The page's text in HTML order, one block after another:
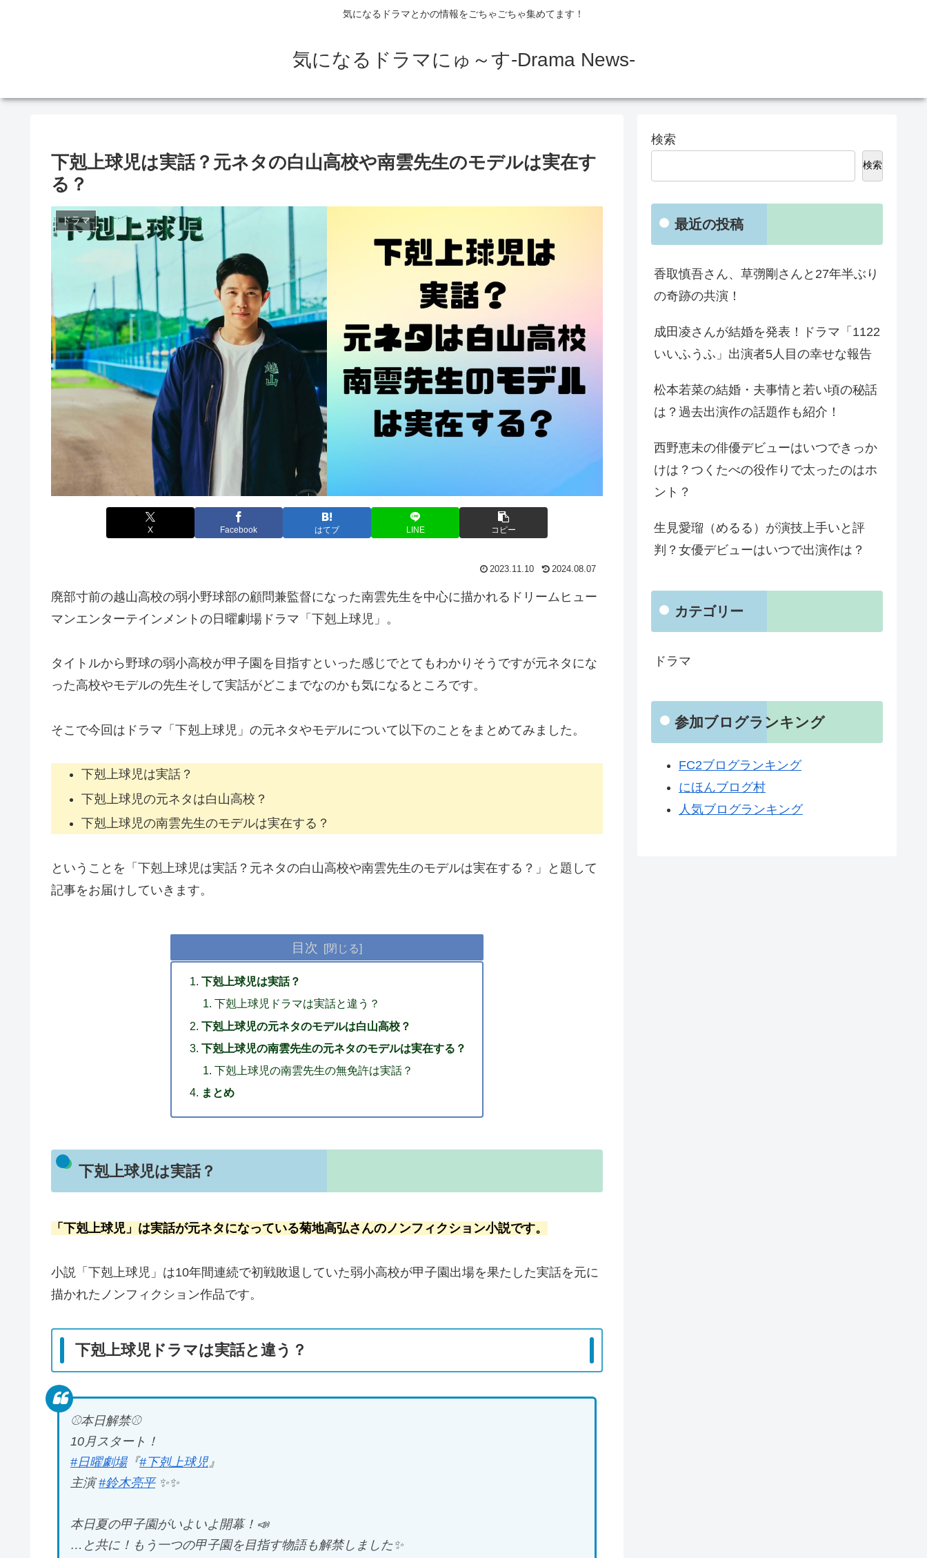
気になるドラマとかの情報をごちゃごちゃ集めてます！
気になるドラマにゅ～す-Drama News-
下剋上球児は実話？元ネタの白山高校や南雲先生のモデルは実在す
る？
ドラマ
X Facebook はてブ LINE コピー
2023.11.10 2024.08.07
廃部寸前の越山高校の弱小野球部の顧問兼監督になった南雲先生を中心に描かれるドリームヒュー
マンエンターテインメントの日曜劇場ドラマ「下剋上球児」。
タイトルから野球の弱小高校が甲子園を目指すといった感じでとてもわかりそうですが元ネタにな
った高校やモデルの先生そして実話がどこまでなのかも気になるところです。
そこで今回はドラマ「下剋上球児」の元ネタやモデルについて以下のことをまとめてみました。
下剋上球児は実話？
下剋上球児の元ネタは白山高校？
下剋上球児の南雲先生のモデルは実在する？
ということを「下剋上球児は実話？元ネタの白山高校や南雲先生のモデルは実在する？」と題して
記事をお届けしていきます。
目次
下剋上球児は実話？
下剋上球児ドラマは実話と違う？
下剋上球児の元ネタのモデルは白山高校？
下剋上球児の南雲先生の元ネタのモデルは実在する？
下剋上球児の南雲先生の無免許は実話？
まとめ
下剋上球児は実話？
「下剋上球児」は実話が元ネタになっている菊地高弘さんのノンフィクション小説です。
小説「下剋上球児」は10年間連続で初戦敗退していた弱小高校が甲子園出場を果たした実話を元に
描かれたノンフィクション作品です。
下剋上球児ドラマは実話と違う？
⚾️本日解禁⚾️
10月スタート！
#日曜劇場『#下剋上球児』
主演#鈴木亮平✨✨
本日夏の甲子園がいよいよ開幕！📣
…と共に！もう一つの甲子園を目指す物語も解禁しました✨
検索
検索
最近の投稿
香取慎吾さん、草彅剛さんと27年半ぶり
の奇跡の共演！
成田凌さんが結婚を発表！ドラマ「1122
いいふうふ」出演者5人目の幸せな報告
松本若菜の結婚・夫事情と若い頃の秘話
は？過去出演作の話題作も紹介！
西野恵未の俳優デビューはいつできっか
けは？つくたべの役作りで太ったのはホ
ント？
生見愛瑠（めるる）が演技上手いと評
判？女優デビューはいつで出演作は？
カテゴリー
ドラマ
参加ブログランキング
FC2ブログランキング
にほんブログ村
人気ブログランキング